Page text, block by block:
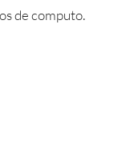
de computo.